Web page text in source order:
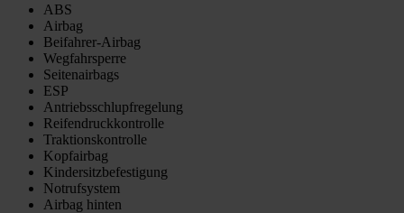
ABS
Airbag
Beifahrer-Airbag
Wegfahrsperre
Seitenairbags
ESP
Antriebsschlupfregelung
Reifendruckkontrolle
Traktionskontrolle
Kopfairbag
Kindersitzbefestigung
Notrufsystem
Airbag hinten